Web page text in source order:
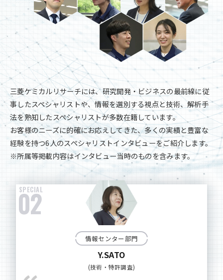
三菱ケミカルリサーチには、研究開発・ビジネスの最前線に従
事したスペシャリストや、情報を選別する視点と技術、解析手
法を熟知したスペシャリストが多数在籍しています。
お客様のニーズに的確にお応えしてきた、多くの実績と豊富な
経験を持つ6人のスペシャリストインタビューをご紹介します。
※所属等掲載内容はインタビュー当時のものを含みます。
03
調査コンサルティング部門
S.OKADA
AI活用推進・情報調査解析